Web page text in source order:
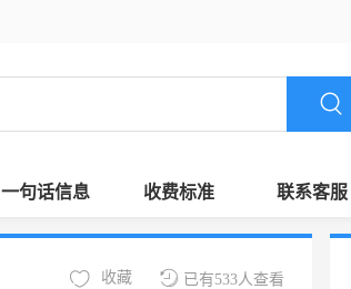
一句话信息 收费标准 联系客服
已有533人查看
收藏